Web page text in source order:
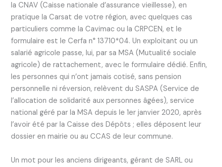
la CNAV (Caisse nationale d’assurance vieillesse), en
pratique la Carsat de votre région, avec quelques cas
particuliers comme la Cavimac ou la CRPCEN, et le
formulaire est le Cerfa n° 13710*04. Un exploitant ou un
salarié agricole passe, lui, par sa MSA (Mutualité sociale
agricole) de rattachement, avec le formulaire dédié. Enfin,
les personnes qui n’ont jamais cotisé, sans pension
personnelle ni réversion, relèvent du SASPA (Service de
l’allocation de solidarité aux personnes âgées), service
national géré par la MSA depuis le 1er janvier 2020, après
l’avoir été par la Caisse des Dépôts ; elles déposent leur
dossier en mairie ou au CCAS de leur commune.
Un mot pour les anciens dirigeants, gérant de SARL ou